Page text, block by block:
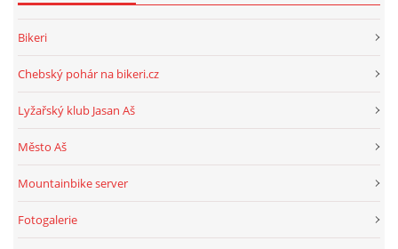
Bikeri
Chebský pohár na bikeri.cz
Lyžařský klub Jasan Aš
Město Aš
Mountainbike server
Fotogalerie